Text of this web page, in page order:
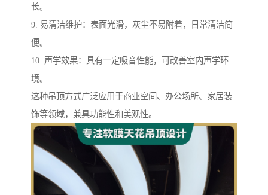
长。
9. 易清洁维护：表面光滑，灰尘不易附着，日常清洁简
便。
10. 声学效果：具有一定吸音性能，可改善室内声学环
境。
这种吊顶方式广泛应用于商业空间、办公场所、家居装
饰等领域，兼具功能性和美观性。